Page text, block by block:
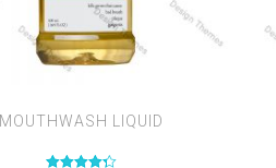
MOUTHWASH LIQUID